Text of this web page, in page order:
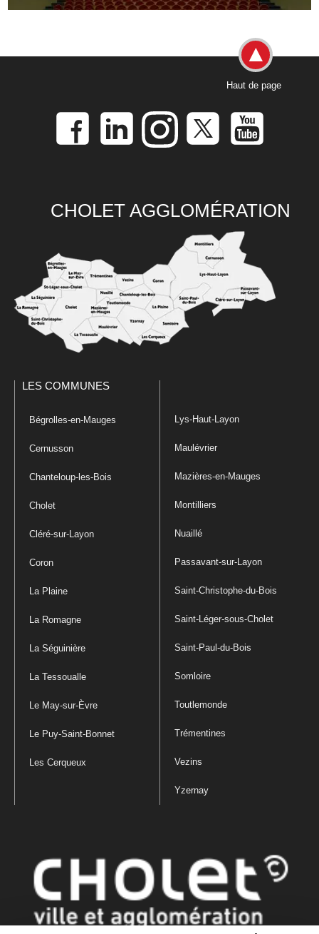
Haut de page
CHOLET AGGLOMÉRATION
LES COMMUNES
Bégrolles-en-Mauges
Cernusson
Chanteloup-les-Bois
Cholet
Cléré-sur-Layon
Coron
La Plaine
La Romagne
La Séguinière
La Tessoualle
Le May-sur-Èvre
Le Puy-Saint-Bonnet
Les Cerqueux
Lys-Haut-Layon
Maulévrier
Mazières-en-Mauges
Montilliers
Nuaillé
Passavant-sur-Layon
Saint-Christophe-du-Bois
Saint-Léger-sous-Cholet
Saint-Paul-du-Bois
Somloire
Toutlemonde
Trémentines
Vezins
Yzernay